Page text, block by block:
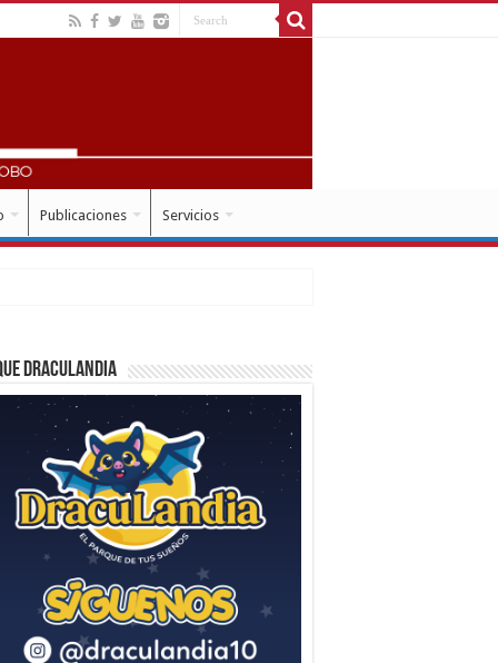
Publicaciones Servicios
Draculandia